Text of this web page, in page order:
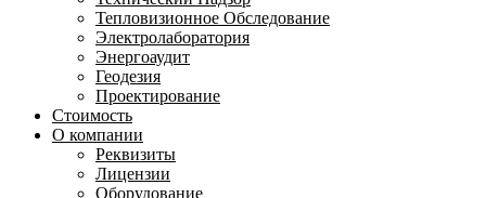
Тепловизионное Обследование
Электролаборатория
Энергоаудит
Геодезия
Проектирование
Стоимость
О компании
Реквизиты
Лицензии
Оборудование